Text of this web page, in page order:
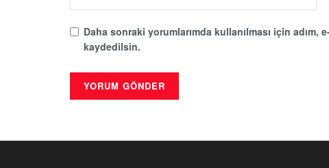
Daha sonraki yorumlarımda kullanılması için adım,
kaydedilsin.